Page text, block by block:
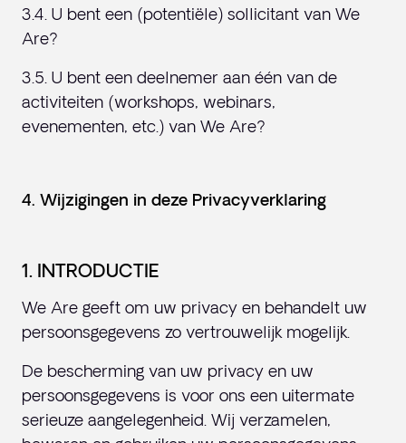
3.4. U bent een (potentiële) sollicitant van We
Are?
3.5. U bent een deelnemer aan één van de
activiteiten (workshops, webinars,
evenementen, etc.) van We Are?
4. Wijzigingen in deze Privacyverklaring
1. INTRODUCTIE
We Are geeft om uw privacy en behandelt uw
persoonsgegevens zo vertrouwelijk mogelijk.
De bescherming van uw privacy en uw
persoonsgegevens is voor ons een uitermate
serieuze aangelegenheid. Wij verzamelen,